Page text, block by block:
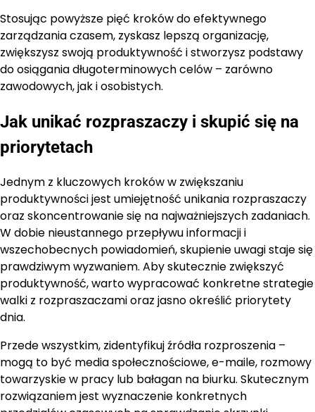
Stosując powyższe pięć kroków do efektywnego
zarządzania czasem, zyskasz lepszą organizację,
zwiększysz swoją produktywność i stworzysz podstawy
do osiągania długoterminowych celów – zarówno
zawodowych, jak i osobistych.
Jak unikać rozpraszaczy i skupić się na
priorytetach
Jednym z kluczowych kroków w zwiększaniu
produktywności jest umiejętność unikania rozpraszaczy
oraz skoncentrowanie się na najważniejszych zadaniach.
W dobie nieustannego przepływu informacji i
wszechobecnych powiadomień, skupienie uwagi staje się
prawdziwym wyzwaniem. Aby skutecznie zwiększyć
produktywność, warto wypracować konkretne strategie
walki z rozpraszaczami oraz jasno określić priorytety
dnia.
Przede wszystkim, zidentyfikuj źródła rozproszenia –
mogą to być media społecznościowe, e-maile, rozmowy
towarzyskie w pracy lub bałagan na biurku. Skutecznym
rozwiązaniem jest wyznaczenie konkretnych